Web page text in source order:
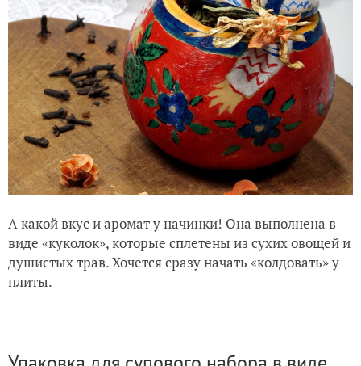
А какой вкус и аромат у начинки! Она выполнена в
виде «куколок», которые сплетены из сухих овощей и
душистых трав. Хочется сразу начать «колдовать» у
плиты.